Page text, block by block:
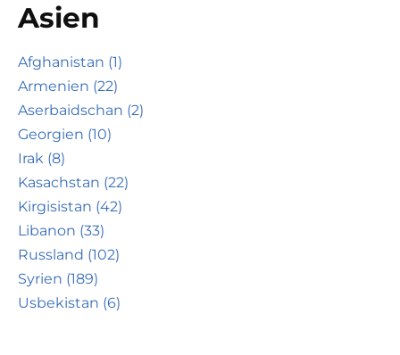
Asien
Afghanistan (1)
Armenien (22)
Aserbaidschan (2)
Georgien (10)
Irak (8)
Kasachstan (22)
Kirgisistan (42)
Libanon (33)
Russland (102)
Syrien (189)
Usbekistan (6)